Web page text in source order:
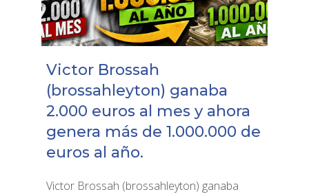
Victor Brossah
(brossahleyton) ganaba
2.000 euros al mes y ahora
genera más de 1.000.000 de
euros al año.
Victor Brossah (brossahleyton) ganaba